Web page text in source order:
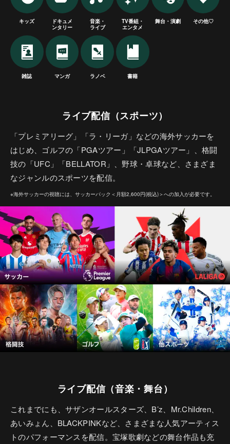
キッズ
ドキュメ
ンタリー
音楽・
ライブ
TV番組・
エンタメ
舞台・演劇 その他♡
雑誌 マンガ ラノベ 書籍
ライブ配信（スポーツ）
「プレミアリーグ」「ラ・リーガ」などの海外サッカーを
はじめ、ゴルフの「PGAツアー」「JLPGAツアー」、格闘
技の「UFC」「BELLATOR」、野球・卓球など、さまざま
なジャンルのスポーツを配信。
※海外サッカーの視聴には、サッカーパック＜月額2,600円(税込)＞への加入が必要です。
ライブ配信（音楽・舞台）
これまでにも、サザンオールスターズ、B’z、Mr.Children、
あいみょん、BLACKPINKなど、さまざまな人気アーティス
トのパフォーマンスを配信。宝塚歌劇などの舞台作品も充